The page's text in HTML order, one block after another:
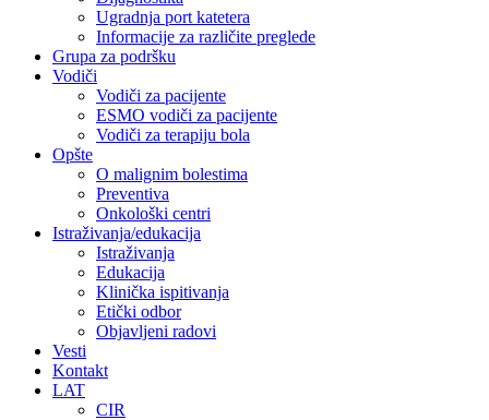
Ugradnja port katetera
Informacije za različite preglede
Grupa za podršku
Vodiči
Vodiči za pacijente
ESMO vodiči za pacijente
Vodiči za terapiju bola
Opšte
O malignim bolestima
Preventiva
Onkološki centri
Istraživanja/edukacija
Istraživanja
Edukacija
Klinička ispitivanja
Etički odbor
Objavljeni radovi
Vesti
Kontakt
LAT
CIR